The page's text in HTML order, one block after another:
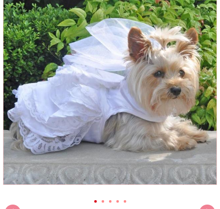
ウエディング ドレス セット。
ホワイトサテンとレースでデザインされたエレガントなハーネス仕様の犬用ウエ
ディングドレスセットです。
サイズはXS、S、M、L、XL、XXLサイズをご用意いたしました。
こちらの商品はドレス本体、ウエディングベール、リード、簡易ハンガーの4点セ
ットになっております。
Abby&AdelaにおけるDoggie Designの商品は全てDoggie Designより正規に直輸入
してご提供しておりますので、ご安心ください。